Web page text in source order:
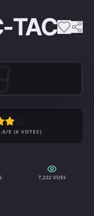
TAC
5 (6 VOTES)
7,222 VUES